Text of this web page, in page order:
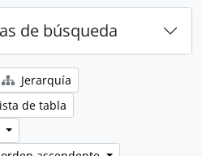
de búsqueda
Jerarquía
de tabla